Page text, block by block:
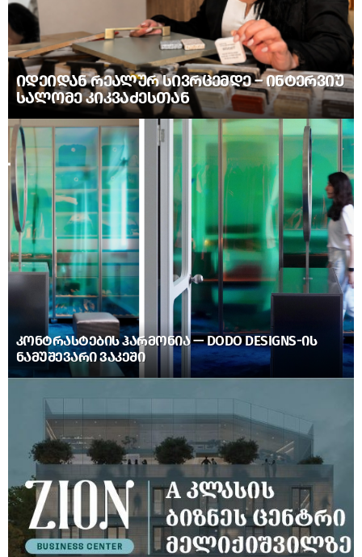
ᲘᲓᲔᲘᲓᲐᲜ ᲠᲔᲐᲚᲣᲠ ᲡᲘᲕᲠᲪᲔᲛᲓᲔ – ᲘᲜᲢᲔᲠᲕᲘᲣ
ᲡᲐᲚᲝᲛᲔ ᲙᲘᲙᲕᲐᲫᲔᲡᲗᲐᲜ
ᲙᲝᲜᲢᲠᲐᲡᲢᲔᲑᲘᲡ ᲰᲐᲠᲛᲝᲜᲘᲐ — DODO DESIGNS-ᲘᲡ
ᲜᲐᲛᲣᲨᲔᲕᲐᲠᲘ ᲕᲐᲙᲔᲨᲘ